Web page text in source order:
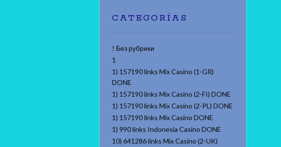
CATEGORÍAS
! Без рубрики
1
1) 157190 links Mix Casino (1-GR)
DONE
1) 157190 links Mix Casino (2-FI) DONE
1) 157190 links Mix Casino (2-PL) DONE
1) 157190 links Mix Casino DONE
1) 990 links Indonesia Casino DONE
10) 641286 links Mix Casino (2-UK)